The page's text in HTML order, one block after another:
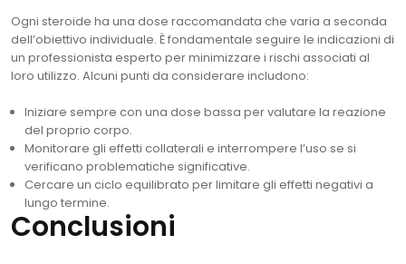
Ogni steroide ha una dose raccomandata che varia a seconda
dell’obiettivo individuale. È fondamentale seguire le indicazioni di
un professionista esperto per minimizzare i rischi associati al
loro utilizzo. Alcuni punti da considerare includono:
Iniziare sempre con una dose bassa per valutare la reazione
del proprio corpo.
Monitorare gli effetti collaterali e interrompere l’uso se si
verificano problematiche significative.
Cercare un ciclo equilibrato per limitare gli effetti negativi a
lungo termine.
Conclusioni